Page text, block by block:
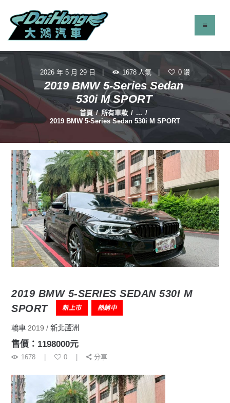
2026 年 5 月 29 日 1678 人氣 0 讚
2019 BMW 5-Series Sedan
530i M SPORT
首頁 所有車款
...
2019 BMW 5-Series Sedan 530i M SPORT
最新消息
服務項目
立即找車
聯絡我們
關於我們
2019 BMW 5-SERIES SEDAN 530I M
SPORT
新上市 熱銷中
轎車 2019 新北蘆洲
售價：1198000元
1678 0 分享